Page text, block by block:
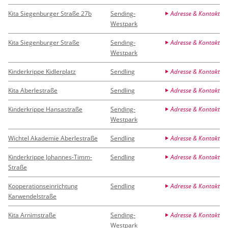
Kita Siegenburger Straße 27b
Sending-
Westpark
Adresse & Kontakt
Kita Siegenburger Straße
Sending-
Westpark
Adresse & Kontakt
Kinderkrippe Kidlerplatz Sendling Adresse & Kontakt
Kita Aberlestraße Sendling Adresse & Kontakt
Kinderkrippe Hansastraße
Sending-
Westpark
Adresse & Kontakt
Wichtel Akademie Aberlestraße Sendling Adresse & Kontakt
Kinderkrippe Johannes-Timm-
Straße
Sendling Adresse & Kontakt
Kooperationseinrichtung
Karwendelstraße
Sendling Adresse & Kontakt
Kita Arnimstraße
Sending-
Westpark
Adresse & Kontakt